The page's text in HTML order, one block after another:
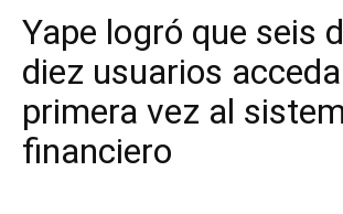
Yape logró que seis
diez usuarios
primera vez al
financiero